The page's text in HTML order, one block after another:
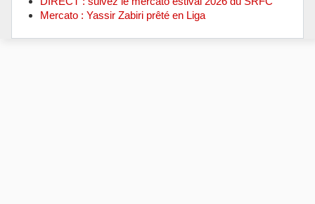
Mercato : Yassir Zabiri prêté en Liga